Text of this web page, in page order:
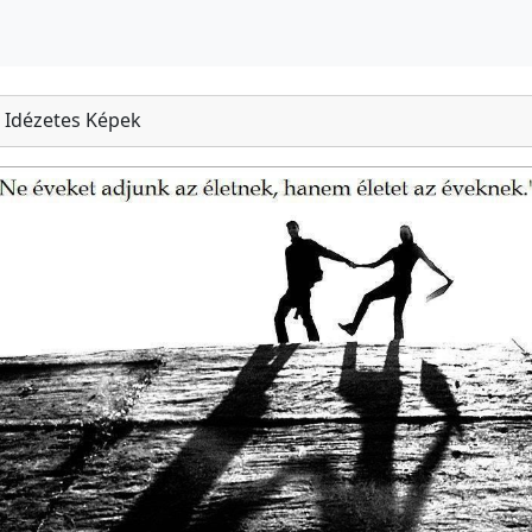
Idézetes Képek